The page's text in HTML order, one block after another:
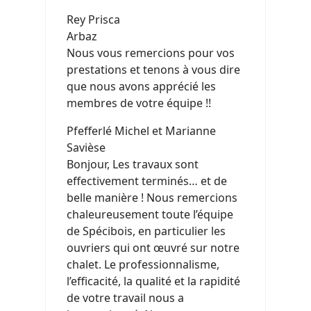
Rey Prisca
Arbaz
Nous vous remercions pour vos
prestations et tenons à vous dire
que nous avons apprécié les
membres de votre équipe !!
Pfefferlé Michel et Marianne
Savièse
Bonjour, Les travaux sont
effectivement terminés… et de
belle manière ! Nous remercions
chaleureusement toute l’équipe
de Spécibois, en particulier les
ouvriers qui ont œuvré sur notre
chalet. Le professionnalisme,
l’efficacité, la qualité et la rapidité
de votre travail nous a